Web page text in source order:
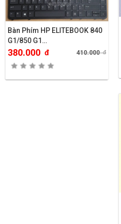
Bàn Phím HP ELITEBOOK 840
G1/850 G1…
380.000 đ 410.000đ